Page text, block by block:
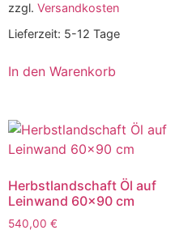
zzgl. Versandkosten
Lieferzeit: 5-12 Tage
In den Warenkorb
Herbstlandschaft Öl auf
Leinwand 60×90 cm
540,00 €